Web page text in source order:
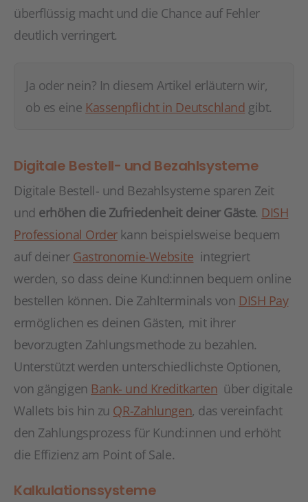
überflüssig macht und die Chance auf Fehler
deutlich verringert.
Ja oder nein? In diesem Artikel erläutern wir,
ob es eine Kassenpflicht in Deutschland gibt.
Digitale Bestell- und Bezahlsysteme
Digitale Bestell- und Bezahlsysteme sparen Zeit
und erhöhen die Zufriedenheit deiner Gäste. DISH
Professional Orderkann beispielsweise bequem
auf deiner Gastronomie-Website integriert
werden, so dass deine Kund:innen bequem online
bestellen können. Die Zahlterminals von DISH Pay
ermöglichen es deinen Gästen, mit ihrer
bevorzugten Zahlungsmethode zu bezahlen.
Unterstützt werden unterschiedlichste Optionen,
von gängigen Bank- und Kreditkarten über digitale
Wallets bis hin zu QR-Zahlungen, das vereinfacht
den Zahlungsprozess für Kund:innen und erhöht
die Effizienz am Point of Sale.
Kalkulationssysteme